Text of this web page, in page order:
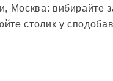
Москва: вибирайте
столик у